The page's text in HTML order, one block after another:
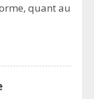
quant au